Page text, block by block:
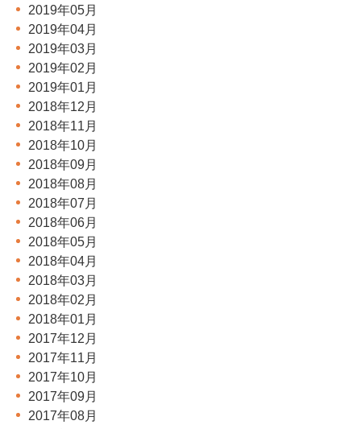
2019年05月
2019年04月
2019年03月
2019年02月
2019年01月
2018年12月
2018年11月
2018年10月
2018年09月
2018年08月
2018年07月
2018年06月
2018年05月
2018年04月
2018年03月
2018年02月
2018年01月
2017年12月
2017年11月
2017年10月
2017年09月
2017年08月